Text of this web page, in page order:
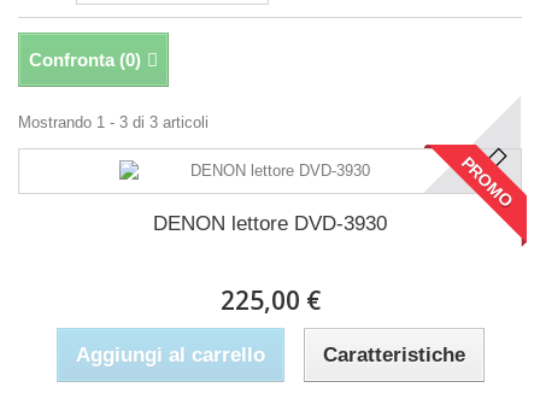
Confronta (0)
Mostrando 1 - 3 di 3 articoli
PROMO
DENON lettore DVD-3930
225,00 €
Aggiungi al carrello Caratteristiche